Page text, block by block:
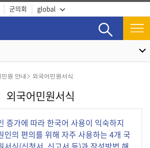
검색
군의회 global
원 안내 외국어민원서식
외국어민원서식
증가에 따라 한국어 사용이 익숙하지
인의 편의를 위해 자주 사용하는 4개 국